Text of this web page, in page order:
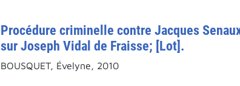
Procédure criminelle contre Jacques
sur Joseph Vidal de Fraisse; [Lot].
BOUSQUET, Évelyne, 2010